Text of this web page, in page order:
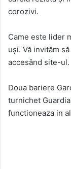
corozivi.
Came este lider
uși. Vă invităm
accesând site-ul.
Doua bariere
turnichet
functioneaza in